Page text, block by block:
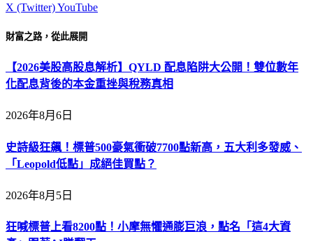
X (Twitter)YouTube
財富之路，從此展開
【2026美股高股息解析】QYLD 配息陷阱大公開！雙位數年
化配息背後的本金重挫與稅務真相
2026年8月6日
史詩級狂飆！標普500豪氣衝破7700點新高，五大利多發威、
「Leopold低點」成絕佳買點？
2026年8月5日
狂喊標普上看8200點！小摩無懼通膨巨浪，點名「這4大資